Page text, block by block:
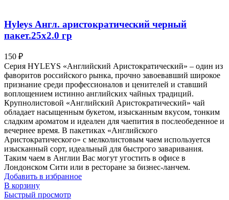
Hyleys Англ. аристократический черный
пакет.25х2.0 гр
150 ₽
Серия HYLEYS «Английский Аристократический» – один из
фаворитов российского рынка, прочно завоевавший широкое
признание среди профессионалов и ценителей и ставший
воплощением истинно английских чайных традиций.
Крупнолистовой «Английский Аристократический» чай
обладает насыщенным букетом, изысканным вкусом, тонким
сладким ароматом и идеален для чаепития в послеобеденное и
вечернее время. В пакетиках «Английского
Аристократического» с мелколистовым чаем используется
изысканный сорт, идеальный для быстрого заваривания.
Таким чаем в Англии Вас могут угостить в офисе в
Лондонском Сити или в ресторане за бизнес-ланчем.
Добавить в избранное
В корзину
Быстрый просмотр